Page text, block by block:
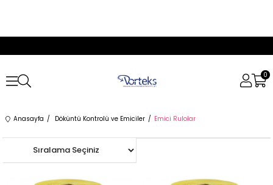
0
Anasayfa Döküntü Kontrolü ve Emiciler Emici Rulolar